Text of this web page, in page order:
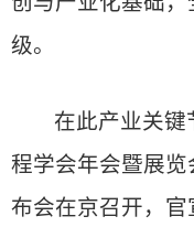
级。
在此产业关键
程学会年会暨展
布会在京召开，官